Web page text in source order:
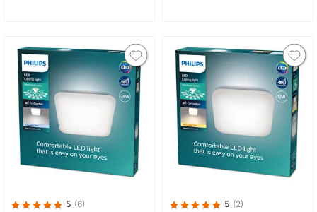
5 (6) 5 (2)